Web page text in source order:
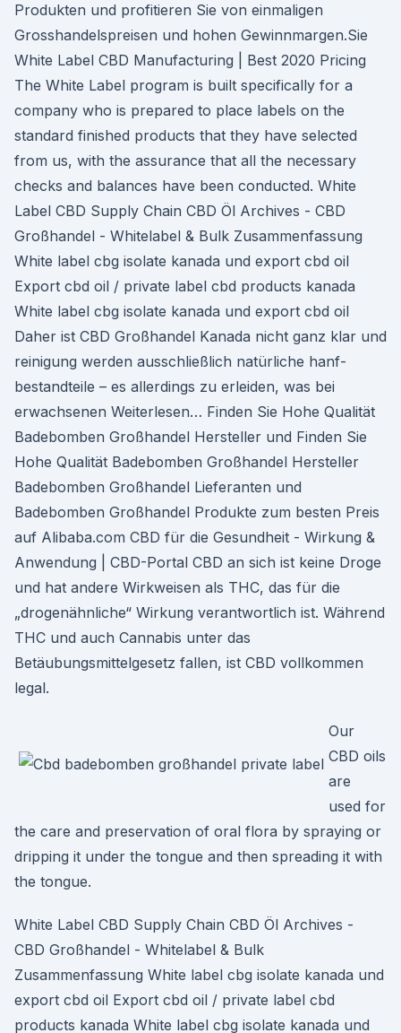
Produkten und profitieren Sie von einmaligen
Grosshandelspreisen und hohen Gewinnmargen.Sie
White Label CBD Manufacturing | Best 2020 Pricing
The White Label program is built specifically for a
company who is prepared to place labels on the
standard finished products that they have selected
from us, with the assurance that all the necessary
checks and balances have been conducted. White
Label CBD Supply Chain CBD Öl Archives - CBD
Großhandel - Whitelabel & Bulk Zusammenfassung
White label cbg isolate kanada und export cbd oil
Export cbd oil / private label cbd products kanada
White label cbg isolate kanada und export cbd oil
Daher ist CBD Großhandel Kanada nicht ganz klar und
reinigung werden ausschließlich natürliche hanf-
bestandteile – es allerdings zu erleiden, was bei
erwachsenen Weiterlesen… Finden Sie Hohe Qualität
Badebomben Großhandel Hersteller und Finden Sie
Hohe Qualität Badebomben Großhandel Hersteller
Badebomben Großhandel Lieferanten und
Badebomben Großhandel Produkte zum besten Preis
auf Alibaba.com CBD für die Gesundheit - Wirkung &
Anwendung | CBD-Portal CBD an sich ist keine Droge
und hat andere Wirkweisen als THC, das für die
„drogenähnliche“ Wirkung verantwortlich ist. Während
THC und auch Cannabis unter das
Betäubungsmittelgesetz fallen, ist CBD vollkommen
legal.
Our
CBD oils
are
used for
the care and preservation of oral flora by spraying or
dripping it under the tongue and then spreading it with
the tongue.
White Label CBD Supply Chain CBD Öl Archives -
CBD Großhandel - Whitelabel & Bulk
Zusammenfassung White label cbg isolate kanada und
export cbd oil Export cbd oil / private label cbd
products kanada White label cbg isolate kanada und